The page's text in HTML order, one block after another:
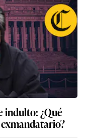
indulto: ¿Qué
a favor del exmandatario?